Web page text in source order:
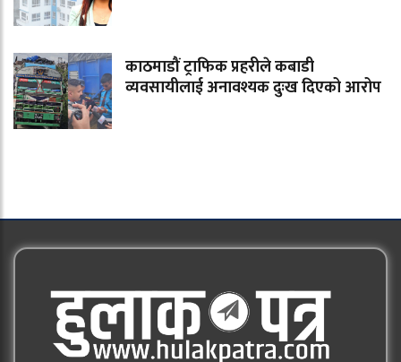
काठमाडौं ट्राफिक प्रहरीले कबाडी
व्यवसायीलाई अनावश्यक दुःख दिएको आरोप